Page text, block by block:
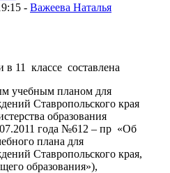
- Важеева Наталья
11 классе составлена
учебным планом для
Ставропольского края
образования
года №612 – пр «Об
плана для
Ставропольского края,
образования»),